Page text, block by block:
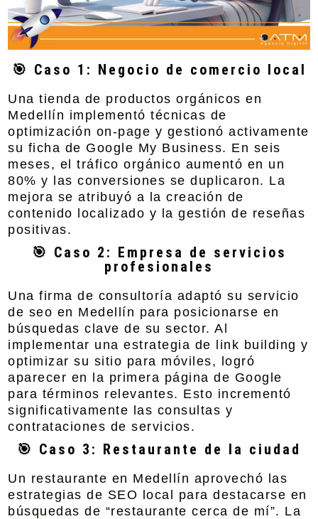
🎯 Caso 1: Negocio de comercio local
Una tienda de productos orgánicos en
Medellín implementó técnicas de
optimización on-page y gestionó activamente
su ficha de Google My Business. En seis
meses, el tráfico orgánico aumentó en un
80% y las conversiones se duplicaron. La
mejora se atribuyó a la creación de
contenido localizado y la gestión de reseñas
positivas.
🎯 Caso 2: Empresa de servicios
profesionales
Una firma de consultoría adaptó su servicio
de seo en Medellín para posicionarse en
búsquedas clave de su sector. Al
implementar una estrategia de link building y
optimizar su sitio para móviles, logró
aparecer en la primera página de Google
para términos relevantes. Esto incrementó
significativamente las consultas y
contrataciones de servicios.
🎯 Caso 3: Restaurante de la ciudad
Un restaurante en Medellín aprovechó las
estrategias de SEO local para destacarse en
búsquedas de “restaurante cerca de mí”. La